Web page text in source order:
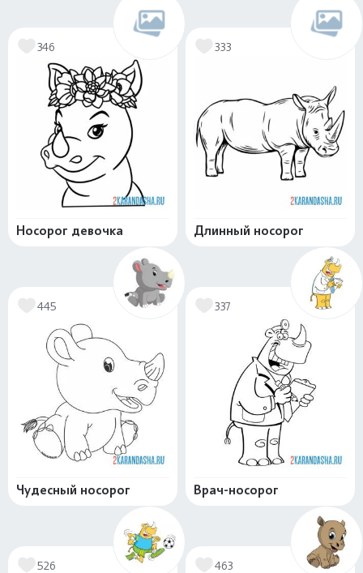
346
Носорог девочка
333
Длинный носорог
445
Чудесный носорог
337
Врач-носорог
526 463